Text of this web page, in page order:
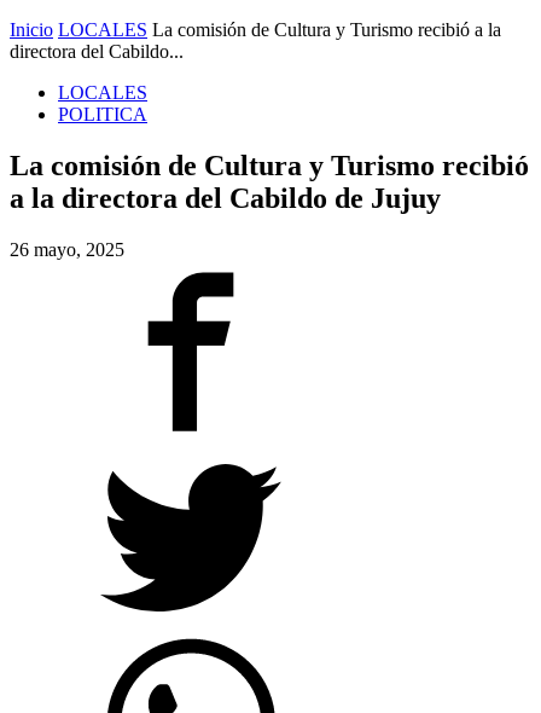
Inicio LOCALES La comisión de Cultura y Turismo recibió a la
directora del Cabildo...
LOCALES
POLITICA
La comisión de Cultura y Turismo recibió
a la directora del Cabildo de Jujuy
26 mayo, 2025